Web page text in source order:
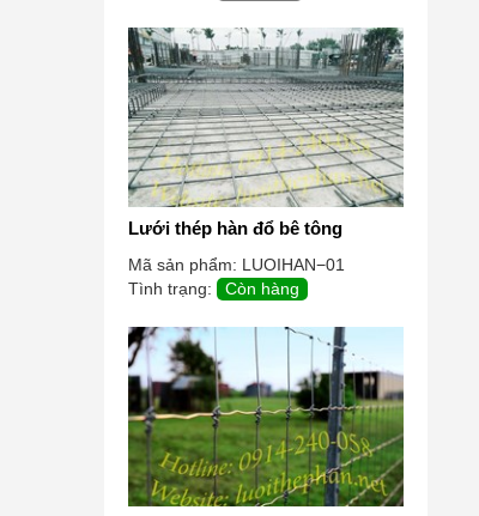
Lưới thép hàn đổ bê tông
Mã sản phẩm: LUOIHAN−01
Tình trạng:
Còn hàng